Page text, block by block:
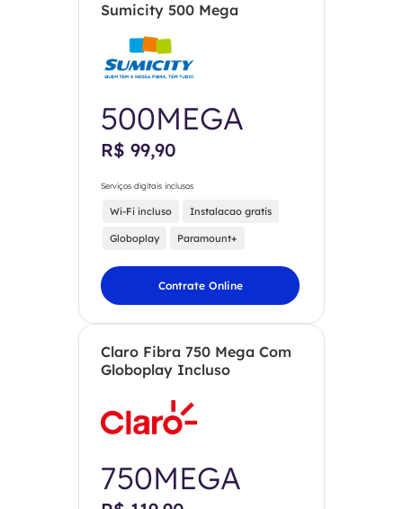
Sumicity 500 Mega
500MEGA
R$ 99,90
Serviços digitais inclusos
Wi-Fi incluso Instalacao gratis
Globoplay Paramount+
Contrate Online
Claro Fibra 750 Mega Com
Globoplay Incluso
750MEGA